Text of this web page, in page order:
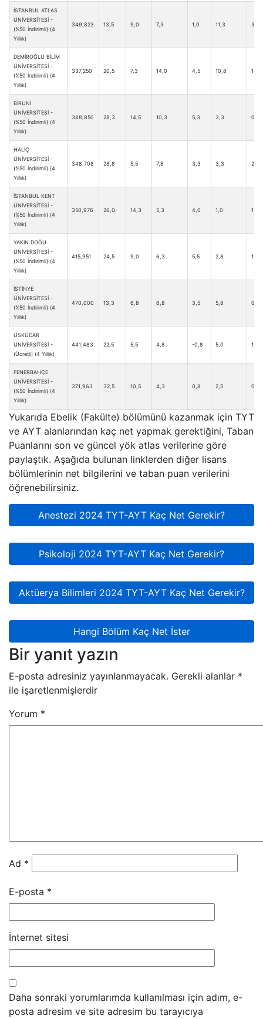
İSTANBUL ATLAS
ÜNİVERSİTESİ -
(%50 İndirimli) (4
Yıllık)
349,823 13,5 9,0 7,3 1,0 11,3 3,8
DEMİROĞLU BİLİM
ÜNİVERSİTESİ -
(%50 İndirimli) (4
Yıllık)
337,250 20,5 7,3 14,0 4,5 10,8 1,3
BİRUNİ
ÜNİVERSİTESİ -
(%50 İndirimli) (4
Yıllık)
388,850 28,3 14,5 10,3 5,3 3,3 0,8
HALİÇ
ÜNİVERSİTESİ -
(%50 İndirimli) (4
Yıllık)
348,708 28,8 5,5 7,8 3,3 3,3 2,0
İSTANBUL KENT
ÜNİVERSİTESİ -
(%50 İndirimli) (4
Yıllık)
350,976 26,0 14,3 5,3 4,0 1,0 1,0
YAKIN DOĞU
ÜNİVERSİTESİ -
(%50 İndirimli) (4
Yıllık)
415,951 24,5 9,0 6,3 5,5 2,8 1,8
İSTİNYE
ÜNİVERSİTESİ -
(%50 İndirimli) (4
Yıllık)
470,000 13,3 6,8 6,8 3,5 5,8 0,0
ÜSKÜDAR
ÜNİVERSİTESİ -
(Ücretli) (4 Yıllık)
441,483 22,5 5,5 4,8 -0,8 5,0 1,8
FENERBAHÇE
ÜNİVERSİTESİ -
(%50 İndirimli) (4
Yıllık)
371,963 32,5 10,5 4,3 0,8 2,5 0,0
Yukarıda Ebelik (Fakülte) bölümünü kazanmak için TYT
ve AYT alanlarından kaç net yapmak gerektiğini, Taban
Puanlarını son ve güncel yök atlas verilerine göre
paylaştık. Aşağıda bulunan linklerden diğer lisans
bölümlerinin net bilgilerini ve taban puan verilerini
öğrenebilirsiniz.
Anestezi 2024 TYT-AYT Kaç Net Gerekir?
Psikoloji 2024 TYT-AYT Kaç Net Gerekir?
Aktüerya Bilimleri 2024 TYT-AYT Kaç Net Gerekir?
Hangi Bölüm Kaç Net İster
Bir yanıt yazın
E-posta adresiniz yayınlanmayacak. Gerekli alanlar *
ile işaretlenmişlerdir
Yorum *
Ad *
E-posta *
İnternet sitesi
Daha sonraki yorumlarımda kullanılması için adım, e-
posta adresim ve site adresim bu tarayıcıya